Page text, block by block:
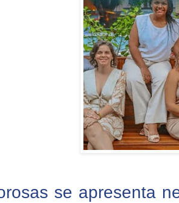
se apresenta